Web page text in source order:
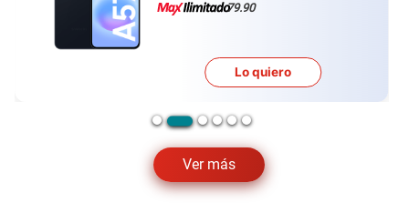
Ver más
79.90
Lo quiero